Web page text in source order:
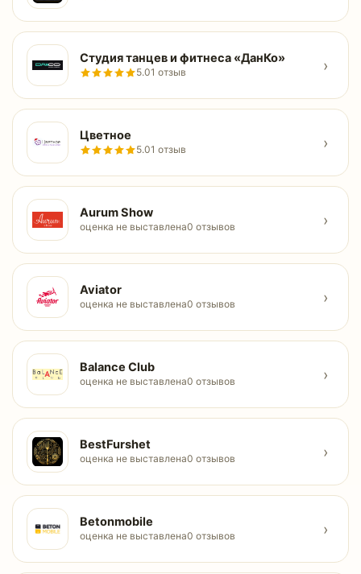
Студия танцев и фитнеса «ДанКо»
5.01 отзыв ›
Цветное
5.01 отзыв ›
Aurum Show
оценка не выставлена0 отзывов ›
Aviator
оценка не выставлена0 отзывов ›
Balance Club
оценка не выставлена0 отзывов ›
BestFurshet
оценка не выставлена0 отзывов ›
Betonmobile
оценка не выставлена0 отзывов ›